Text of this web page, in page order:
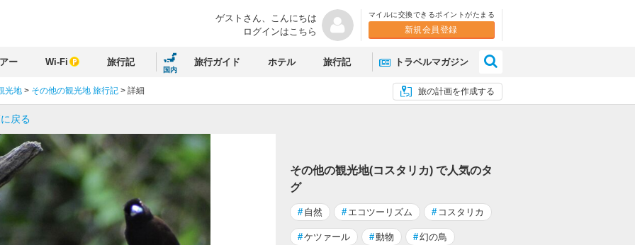
ゲストさん、 こんにちは
ログインはこちら
マイルに交換できるポイントがたまる
新規会員登録
ー Wi-Fi 旅行記
国内
旅行ガイド ホテル 旅行記 トラベルマガジン
旅の計画を作成する
光地 > その他の観光地 旅行記 > 詳細
戻る
その他の観光地(コスタリカ) で人気のタ
グ
# 自然 # エコツーリズム # コスタリカ
#ケツァール #動物 #幻の鳥